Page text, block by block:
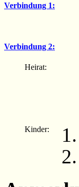
Verbindung 1:
Verbindung 2:
Heirat:
Kinder: